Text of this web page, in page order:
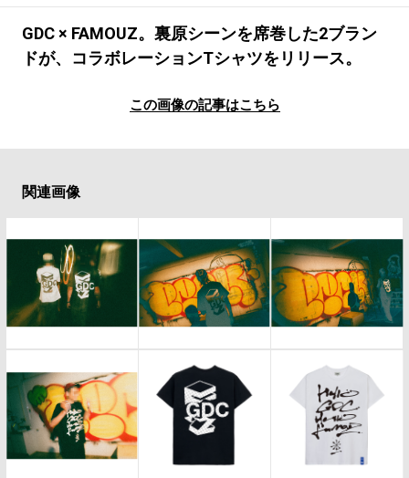
GDC × FAMOUZ。裏原シーンを席巻した2ブラン
ドが、コラボレーションTシャツをリリース。
この画像の記事はこちら
関連画像